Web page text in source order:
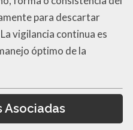
para descartar
vigilancia continua es
óptimo de la
Asociadas